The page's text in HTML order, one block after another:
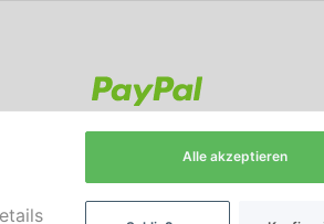
Alle akzeptieren